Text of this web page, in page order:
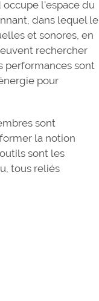
l'espace du
dans lequel le
et sonores, en
rechercher
performances sont
pour
sont
la notion
sont les
tous reliés